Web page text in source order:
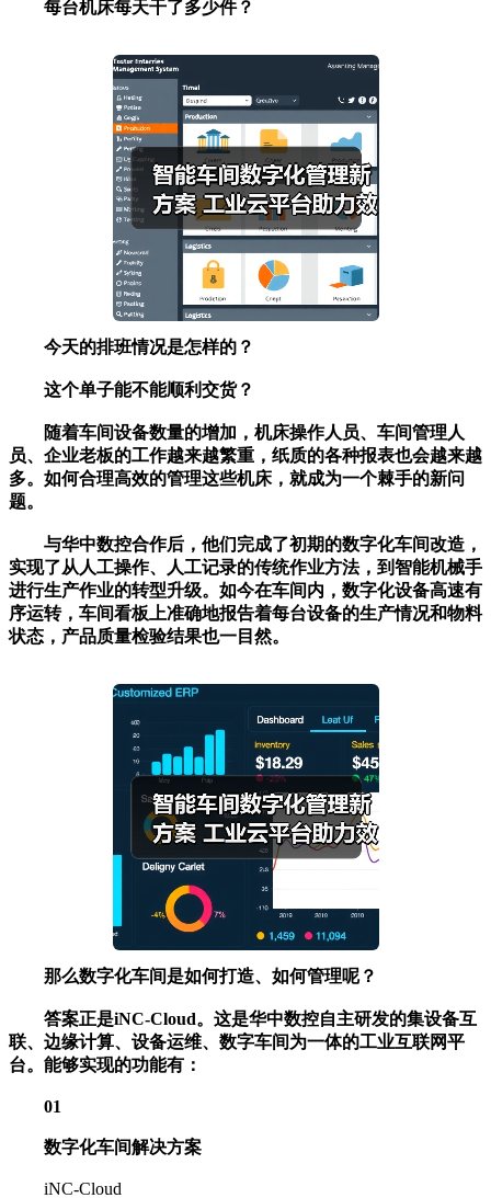
每台机床每天干了多少件？
今天的排班情况是怎样的？
这个单子能不能顺利交货？
随着车间设备数量的增加，机床操作人员、车间管理人
员、企业老板的工作越来越繁重，纸质的各种报表也会越来越
多。如何合理高效的管理这些机床，就成为一个棘手的新问
题。
与华中数控合作后，他们完成了初期的数字化车间改造，
实现了从人工操作、人工记录的传统作业方法，到智能机械手
进行生产作业的转型升级。如今在车间内，数字化设备高速有
序运转，车间看板上准确地报告着每台设备的生产情况和物料
状态，产品质量检验结果也一目然。
那么数字化车间是如何打造、如何管理呢？
答案正是iNC-Cloud。这是华中数控自主研发的集设备互
联、边缘计算、设备运维、数字车间为一体的工业互联网平
台。能够实现的功能有：
01
数字化车间解决方案
iNC-Cloud